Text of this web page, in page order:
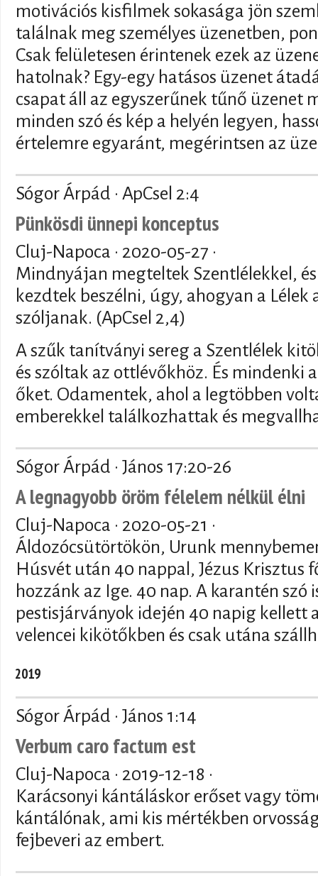
motivációs kisfilmek sokasága jön
találnak meg személyes üzenetben,
Csak felületesen érintenek ezek az
hatolnak? Egy-egy hatásos üzenet
csapat áll az egyszerűnek tűnő üzenet
minden szó és kép a helyén legyen,
értelemre egyaránt, megérintsen az
Sógor Árpád · ApCsel 2:4
Pünkösdi ünnepi konceptus
Cluj-Napoca · 2020-05-27 ·
Mindnyájan megteltek Szentlélekkel,
kezdtek beszélni, úgy, ahogyan a
szóljanak. (ApCsel 2,4)
A szűk tanítványi sereg a Szentlélek
és szóltak az ottlévőkhöz. És mindenki
őket. Odamentek, ahol a legtöbben
emberekkel találkozhattak és
Sógor Árpád · János 17:20-26
A legnagyobb öröm félelem nélkül élni
Cluj-Napoca · 2020-05-21 ·
Áldozócsütörtökön, Urunk
Húsvét után 40 nappal, Jézus Krisztus
hozzánk az Ige. 40 nap. A karantén szó
pestisjárványok idején 40 napig kellett
velencei kikötőkben és csak utána
2019
Sógor Árpád · János 1:14
Verbum caro factum est
Cluj-Napoca · 2019-12-18 ·
Karácsonyi kántáláskor erőset vagy
kántálónak, ami kis mértékben
fejbeveri az embert.